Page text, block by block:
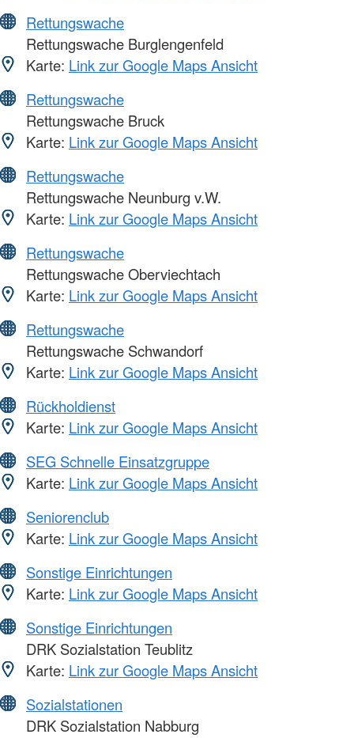
Rettungswache
Rettungswache Burglengenfeld
Karte: Link zur Google Maps Ansicht
Rettungswache
Rettungswache Bruck
Karte: Link zur Google Maps Ansicht
Rettungswache
Rettungswache Neunburg v.W.
Karte: Link zur Google Maps Ansicht
Rettungswache
Rettungswache Oberviechtach
Karte: Link zur Google Maps Ansicht
Rettungswache
Rettungswache Schwandorf
Karte: Link zur Google Maps Ansicht
Rückholdienst
Karte: Link zur Google Maps Ansicht
SEG Schnelle Einsatzgruppe
Karte: Link zur Google Maps Ansicht
Seniorenclub
Karte: Link zur Google Maps Ansicht
Sonstige Einrichtungen
Karte: Link zur Google Maps Ansicht
Sonstige Einrichtungen
DRK Sozialstation Teublitz
Karte: Link zur Google Maps Ansicht
Sozialstationen
DRK Sozialstation Nabburg